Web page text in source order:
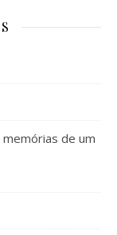
de um